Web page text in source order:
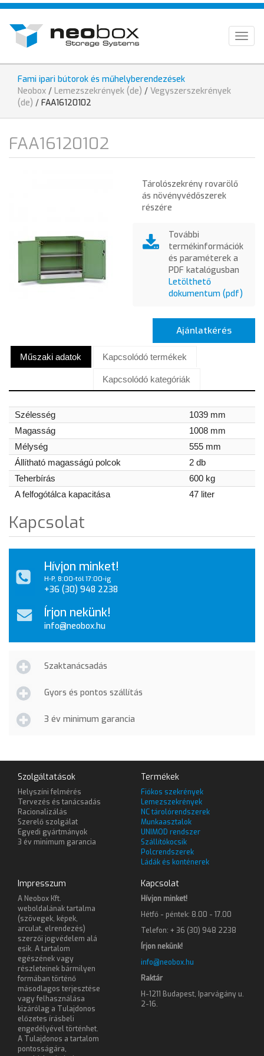
Direkt
Inhalt
EN
Fami ipari bútorok és műhelyberendezések
Sie
sind
hier
Neobox / Lemezszekrények (de) / Vegyszerszekrények
(de) / FAA16120102
FAA16120102
Tárolószekrény rovarölő
ás növényvédőszerek
részére
További
termékinformációk
és paraméterek a
PDF katalógusban
Letölthető
dokumentum (pdf)
Ajánlatkérés
Műszaki adatok Kapcsolódó termékek
Kapcsolódó kategóriák
Szélesség
1039 mm
Magasság
1008 mm
Mélység
555 mm
Állítható magasságú polcok
2 db
Teherbírás
600 kg
A felfogótálca kapacitása
47 liter
Kapcsolat
Hívjon minket!
H-P, 8:00-tól 17:00-ig
+36 (30) 948 2238
Írjon nekünk!
info@neobox.hu
Szaktanácsadás
Gyors és pontos szállítás
3 év minimum garancia
Szolgáltatások
Helyszíni felmérés
Tervezés és tanácsadás
Racionalizálás
Szerelő szolgálat
Egyedi gyártmányok
3 év minimum garancia
Termékek
Fiókos szekrények
Lemezszekrények
NC tárolórendszerek
Munkaasztalok
UNIMOD rendszer
Szállítókocsik
Polcrendszerek
Ládák és konténerek
Impresszum
A Neobox Kft.
weboldalának tartalma
(szövegek, képek,
arculat, elrendezés)
szerzői jogvédelem alá
esik. A tartalom
egészének vagy
részleteinek bármilyen
formában történő
másodlagos terjesztése
vagy felhasználása
kizárólag a Tulajdonos
előzetes írásbeli
engedélyével történhet.
A Tulajdonos a tartalom
pontosságára,
Kapcsolat
Hívjon minket!
Hétfő - péntek: 8.00 - 17.00
Telefon: + 36 (30) 948 2238
Írjon nekünk!
info@neobox.hu
Raktár
H-1211 Budapest, Iparvágány u.
2-16.